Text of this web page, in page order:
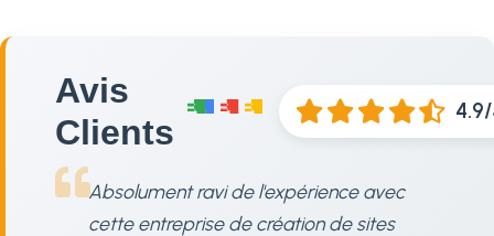
Avis
Clients
Absolument ravi de l'expérience avec
cette entreprise de création de sites